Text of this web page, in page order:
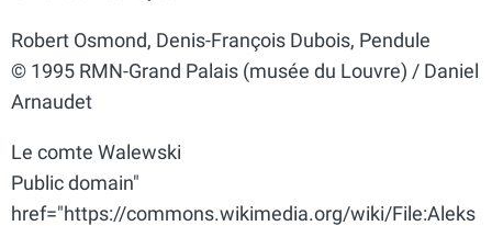
Robert Osmond, Denis-François Dubois, Pendule
© 1995 RMN-Grand Palais (musée du Louvre) / Daniel
Arnaudet
Le comte Walewski
Public domain"
href="https://commons.wikimedia.org/wiki/File:Aleks